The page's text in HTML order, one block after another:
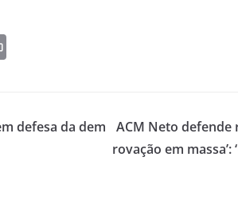
defesa da dem
ACM Neto defende
rovação em